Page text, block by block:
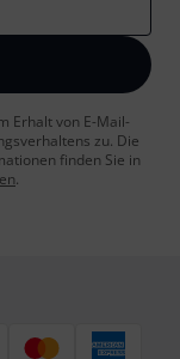
Erhalt von E-Mail-
zu. Die
finden Sie in
.